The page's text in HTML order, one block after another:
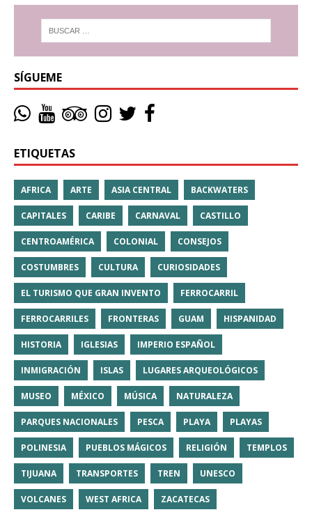
SÍGUEME
ETIQUETAS
AFRICA ARTE ASIA CENTRAL BACKWATERS
CAPITALES CARIBE CARNAVAL CASTILLO
CENTROAMÉRICA COLONIAL CONSEJOS
COSTUMBRES CULTURA CURIOSIDADES
EL TURISMO QUE GRAN INVENTO FERROCARRIL
FERROCARRILES FRONTERAS GUAM HISPANIDAD
HISTORIA IGLESIAS IMPERIO ESPAÑOL
INMIGRACIÓN ISLAS LUGARES ARQUEOLÓGICOS
MUSEO MÉXICO MÚSICA NATURALEZA
PARQUES NACIONALES PESCA PLAYA PLAYAS
POLINESIA PUEBLOS MÁGICOS RELIGIÓN TEMPLOS
TIJUANA TRANSPORTES TREN UNESCO
VOLCANES WEST AFRICA ZACATECAS